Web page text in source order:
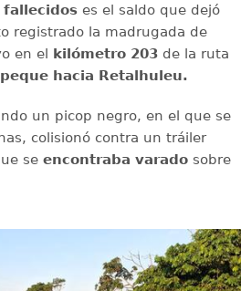
fallecidoses el saldo que dejó
registrado la madrugada de
en el kilómetro 203de la ruta
hacia Retalhuleu.
un picop negro, en el que se
colisionó contra un tráiler
se encontraba varadosobre